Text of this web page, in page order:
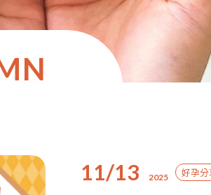
11/13 2025 好孕